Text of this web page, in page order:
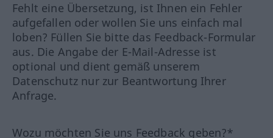
Fehlt eine Übersetzung, ist Ihnen ein Fehler
aufgefallen oder wollen Sie uns einfach mal
loben? Füllen Sie bitte das Feedback-Formular
aus. Die Angabe der E-Mail-Adresse ist
optional und dient gemäß unserem
Datenschutz nur zur Beantwortung Ihrer
Anfrage.
Wozu möchten Sie uns Feedback geben?*